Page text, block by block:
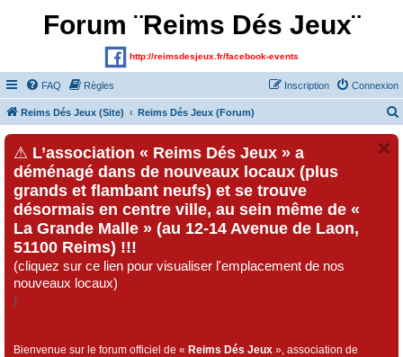
Forum ¨Reims Dés Jeux¨
http://reimsdesjeux.fr/facebook-events
FAQ Règles Connexion
Inscription
Reims Dés Jeux (Site) Reims Dés Jeux (Forum)
⚠ L’association « Reims Dés Jeux » a
déménagé dans de nouveaux locaux (plus
grands et flambant neufs) et se trouve
désormais en centre ville, au sein même de «
La Grande Malle » (au 12-14 Avenue de Laon,
51100 Reims) !!!
(cliquez sur ce lien pour visualiser l'emplacement de nos
nouveaux locaux)
)
Bienvenue sur le forum officiel de « Reims Dés Jeux », association de